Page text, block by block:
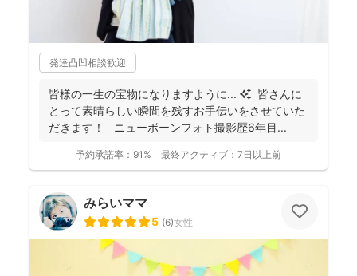
発達凸凹相談歓迎
皆様の一生の宝物になりますように... ✨ 皆さんに
とって素晴らしい瞬間を残すお手伝いをさせていた
だきます！ ニューボーンフォト撮影歴6年目...
予約承諾率： 91% 最終アクティブ： 7日以上前
みらいママ
5 (6)女性